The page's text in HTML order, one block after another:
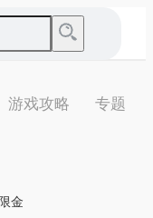
游戏攻略 专题